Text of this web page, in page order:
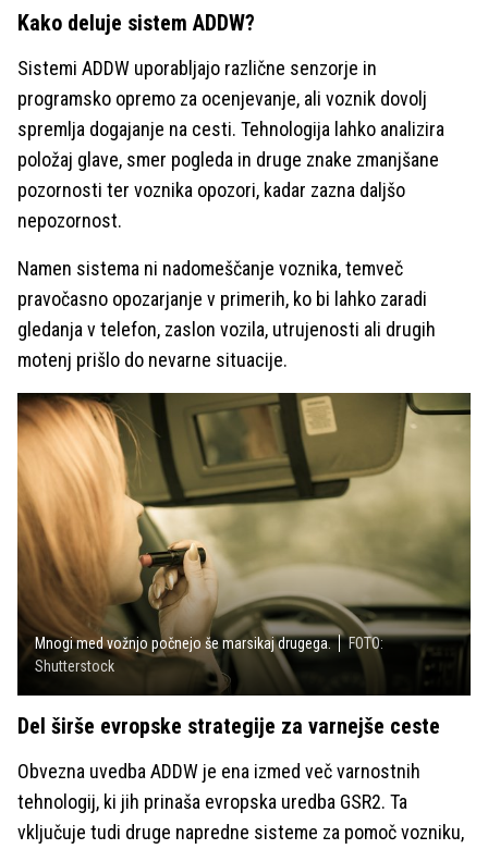
Kako deluje sistem ADDW?
Sistemi ADDW uporabljajo različne senzorje in
programsko opremo za ocenjevanje, ali voznik dovolj
spremlja dogajanje na cesti. Tehnologija lahko analizira
položaj glave, smer pogleda in druge znake zmanjšane
pozornosti ter voznika opozori, kadar zazna daljšo
nepozornost.
Namen sistema ni nadomeščanje voznika, temveč
pravočasno opozarjanje v primerih, ko bi lahko zaradi
gledanja v telefon, zaslon vozila, utrujenosti ali drugih
motenj prišlo do nevarne situacije.
Mnogi med vožnjo počnejo še marsikaj drugega.
FOTO:
Shutterstock
Del širše evropske strategije za varnejše ceste
Obvezna uvedba ADDW je ena izmed več varnostnih
tehnologij, ki jih prinaša evropska uredba GSR2. Ta
vključuje tudi druge napredne sisteme za pomoč vozniku,